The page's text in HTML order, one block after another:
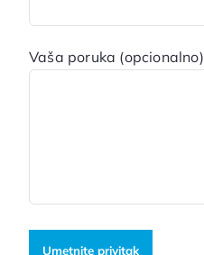
Vaša poruka (opcionalno)